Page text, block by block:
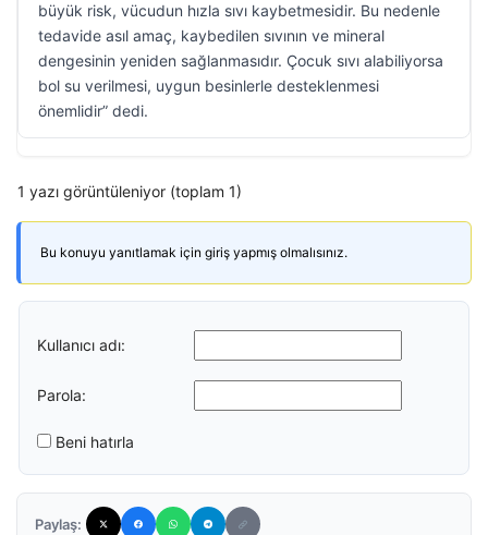
büyük risk, vücudun hızla sıvı kaybetmesidir. Bu nedenle
tedavide asıl amaç, kaybedilen sıvının ve mineral
dengesinin yeniden sağlanmasıdır. Çocuk sıvı alabiliyorsa
bol su verilmesi, uygun besinlerle desteklenmesi
önemlidir” dedi.
1 yazı görüntüleniyor (toplam 1)
Bu konuyu yanıtlamak için giriş yapmış olmalısınız.
Kullanıcı adı:
Parola:
Beni hatırla
Paylaş: